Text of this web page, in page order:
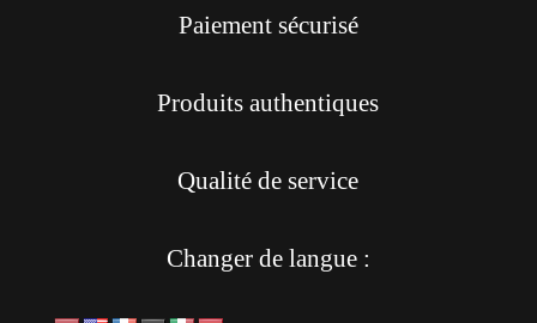
Paiement sécurisé
Produits authentiques
Qualité de service
Changer de langue :